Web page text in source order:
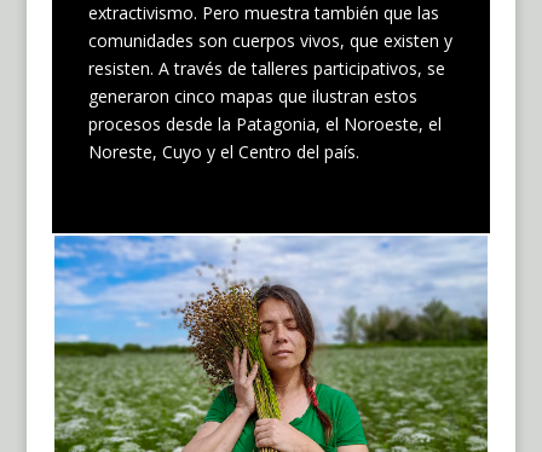
extractivismo. Pero muestra también que las
comunidades son cuerpos vivos, que existen y
resisten. A través de talleres participativos, se
generaron cinco mapas que ilustran estos
procesos desde la Patagonia, el Noroeste, el
Noreste, Cuyo y el Centro del país.